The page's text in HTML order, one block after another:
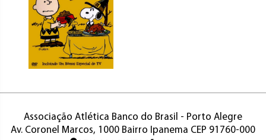
Associação Atlética Banco do Brasil - Porto Alegre
Av. Coronel Marcos, 1000 Bairro Ipanema CEP 91760-000